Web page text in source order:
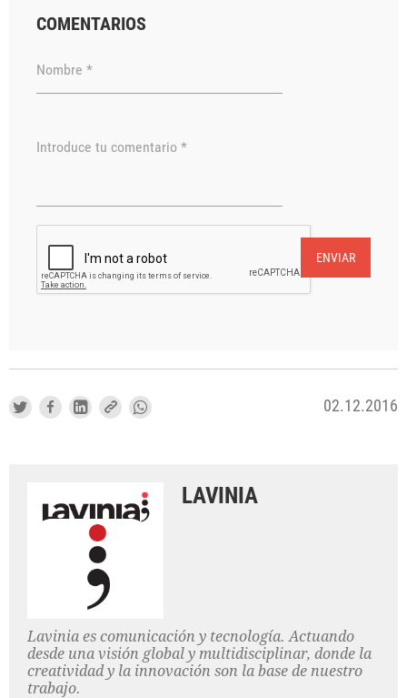
COMENTARIOS
Nombre *
Introduce tu comentario *
ENVIAR
02.12.2016
LAVINIA
Lavinia es comunicación y tecnología. Actuando
desde una visión global y multidisciplinar, donde la
creatividad y la innovación son la base de nuestro
trabajo.